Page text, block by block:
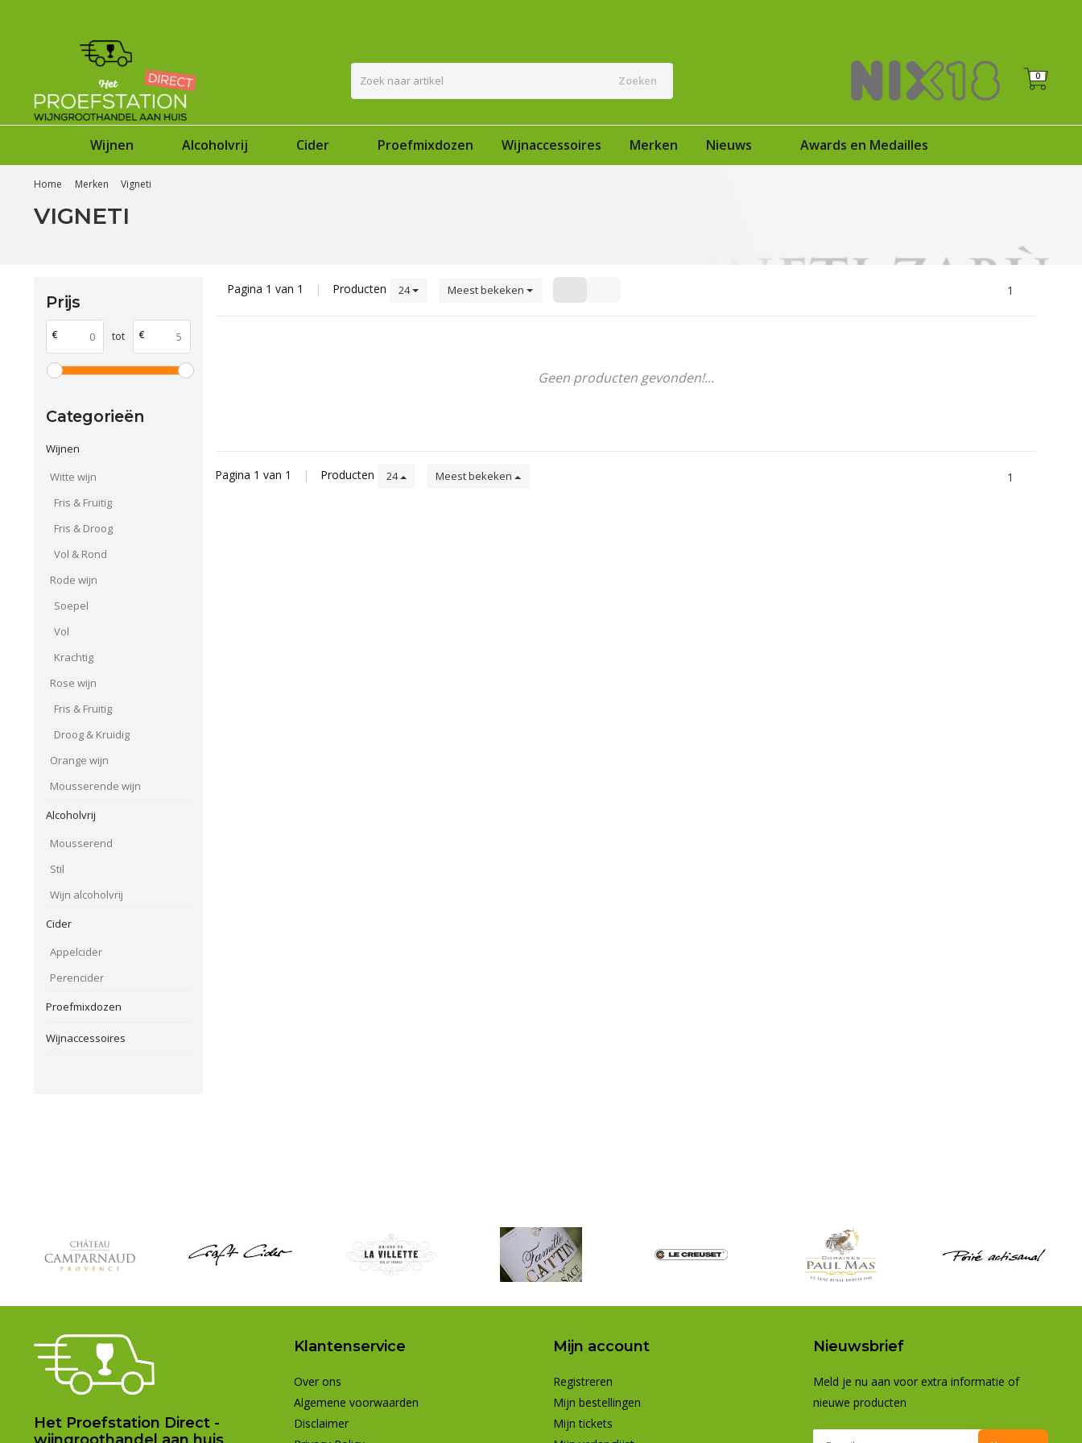
Zoeken 0
Wijnen Alcoholvrij Cider Proefmixdozen Wijnaccessoires Merken Nieuws Awards en Medailles
Home Merken Vigneti
VIGNETI
Prijs
€ tot €
Categorieën
Wijnen
Witte wijn
Fris & Fruitig
Fris & Droog
Vol & Rond
Rode wijn
Soepel
Vol
Krachtig
Rose wijn
Fris & Fruitig
Droog & Kruidig
Orange wijn
Mousserende wijn
Alcoholvrij
Mousserend
Stil
Wijn alcoholvrij
Cider
Appelcider
Perencider
Proefmixdozen
Wijnaccessoires
Pagina 1 van 1 | Producten 24 Meest bekeken 1
Geen producten gevonden!...
Pagina 1 van 1 | Producten 24 Meest bekeken 1
Het Proefstation Direct -
Klantenservice
Over ons
Algemene voorwaarden
Disclaimer
Mijn account
Registreren
Mijn bestellingen
Mijn tickets
Nieuwsbrief
Meld je nu aan voor extra informatie of
nieuwe producten